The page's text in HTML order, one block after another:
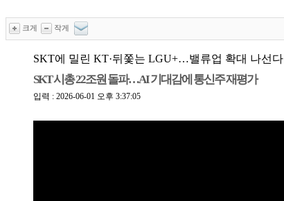
크게 작게
SKT에 밀린 KT·뒤쫓는 LGU+…밸류업 확대 나선다
SKT 시총 22조원 돌파…AI 기대감에 통신주 재평가
입력 : 2026-06-01 오후 3:37:05